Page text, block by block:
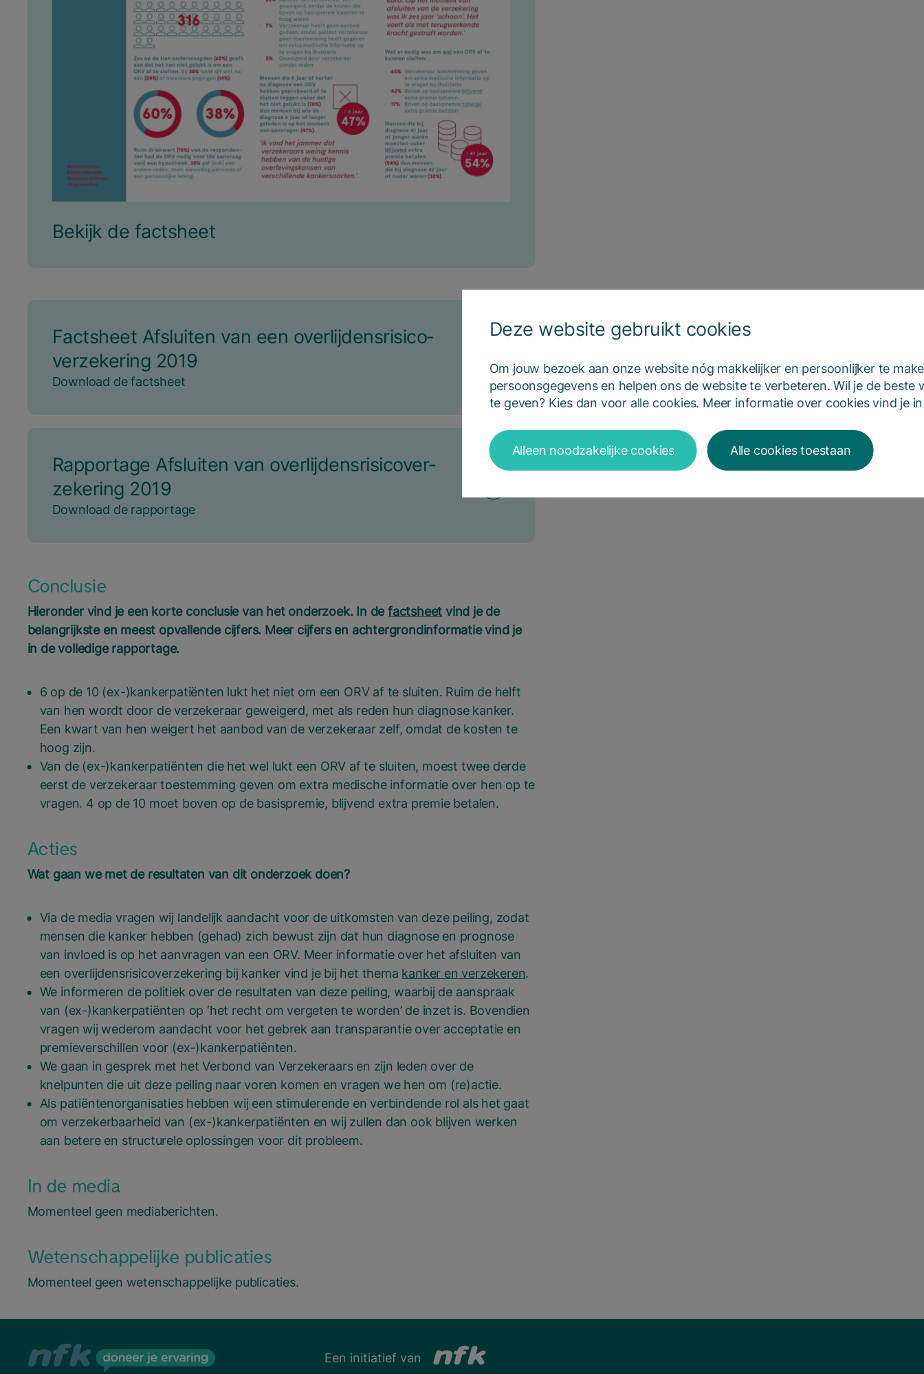
Deze website gebruikt cookies
Om jouw bezoek aan onze website nóg makkelijker en persoonlijker te
persoonsgegevens en helpen ons de website te verbeteren. Wil je de
te geven? Kies dan voor alle cookies. Meer informatie over cookies vind je
Alleen noodzakelijke cookies Alle cookies toestaan
Bekijk de factsheet
Facts­heet Afslui­ten van een over­lij­dens­ri­si­co­
ver­ze­ke­ring 2019
Download de factsheet
Rap­por­ta­ge Afslui­ten van over­lij­dens­ri­si­co­ver­
ze­ke­ring 2019
Download de rapportage
Conclusie
Hieronder vind je een korte conclusie van het onderzoek. In defactsheet vind je de
belangrijkste en meest opvallende cijfers. Meer cijfers en achtergrondinformatie vind je
in de volledige rapportage.
6 op de 10 (ex-)kankerpatiënten lukt het niet om een ORV af te sluiten. Ruim de helft
van hen wordt door de verzekeraar geweigerd, met als reden hun diagnose kanker.
Een kwart van hen weigert het aanbod van de verzekeraar zelf, omdat de kosten te
hoog zijn.
Van de (ex-)kankerpatiënten die het wel lukt een ORV af te sluiten, moest twee derde
eerst de verzekeraar toestemming geven om extra medische informatie over hen op te
vragen. 4 op de 10 moet boven op de basispremie, blijvend extra premie betalen.
Acties
Wat gaan we met de resultaten van dit onderzoek doen?
Via de media vragen wij landelijk aandacht voor de uitkomsten van deze peiling, zodat
mensen die kanker hebben (gehad) zich bewust zijn dat hun diagnose en prognose
van invloed is op het aanvragen van een ORV. Meer informatie over het afsluiten van
een overlijdensrisicoverzekering bij kanker vind je bij het thema kanker en verzekeren.
We informeren de politiek over de resultaten van deze peiling, waarbij de aanspraak
van (ex-)kankerpatiënten op ‘het recht om vergeten te worden’ de inzet is. Bovendien
vragen wij wederom aandacht voor het gebrek aan transparantie over acceptatie en
premieverschillen voor (ex-)kankerpatiënten.
We gaan in gesprek met het Verbond van Verzekeraars en zijn leden over de
knelpunten die uit deze peiling naar voren komen en vragen we hen om (re)actie.
Als patiëntenorganisaties hebben wij een stimulerende en verbindende rol als het gaat
om verzekerbaarheid van (ex-)kankerpatiënten en wij zullen dan ook blijven werken
aan betere en structurele oplossingen voor dit probleem.
In de media
Momenteel geen mediaberichten.
Wetenschappelijke publicaties
Momenteel geen wetenschappelijke publicaties.
Een initiatief van